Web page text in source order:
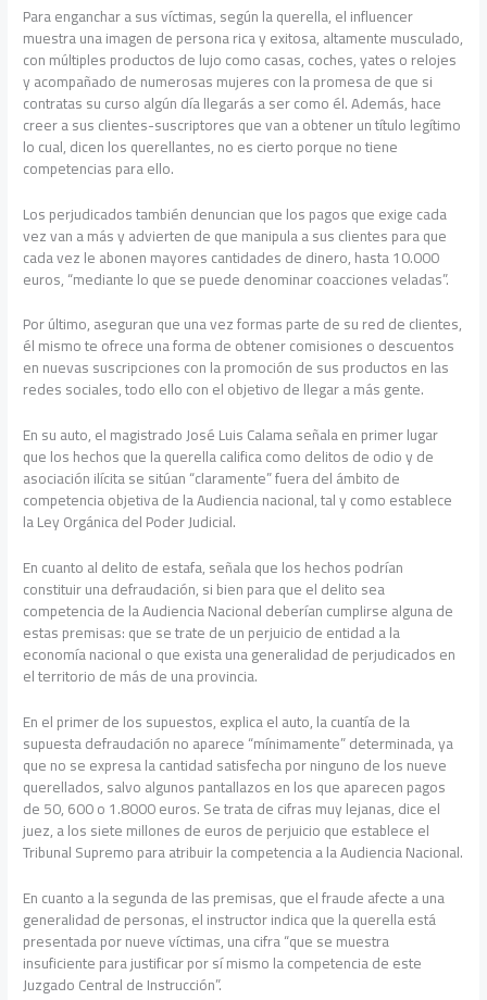
Para enganchar a sus víctimas, según la querella, el influencer
muestra una imagen de persona rica y exitosa, altamente musculado,
con múltiples productos de lujo como casas, coches, yates o relojes
y acompañado de numerosas mujeres con la promesa de que si
contratas su curso algún día llegarás a ser como él. Además, hace
creer a sus clientes-suscriptores que van a obtener un título legítimo
lo cual, dicen los querellantes, no es cierto porque no tiene
competencias para ello.
Los perjudicados también denuncian que los pagos que exige cada
vez van a más y advierten de que manipula a sus clientes para que
cada vez le abonen mayores cantidades de dinero, hasta 10.000
euros, “mediante lo que se puede denominar coacciones veladas”.
Por último, aseguran que una vez formas parte de su red de clientes,
él mismo te ofrece una forma de obtener comisiones o descuentos
en nuevas suscripciones con la promoción de sus productos en las
redes sociales, todo ello con el objetivo de llegar a más gente.
En su auto, el magistrado José Luis Calama señala en primer lugar
que los hechos que la querella califica como delitos de odio y de
asociación ilícita se sitúan “claramente” fuera del ámbito de
competencia objetiva de la Audiencia nacional, tal y como establece
la Ley Orgánica del Poder Judicial.
En cuanto al delito de estafa, señala que los hechos podrían
constituir una defraudación, si bien para que el delito sea
competencia de la Audiencia Nacional deberían cumplirse alguna de
estas premisas: que se trate de un perjuicio de entidad a la
economía nacional o que exista una generalidad de perjudicados en
el territorio de más de una provincia.
En el primer de los supuestos, explica el auto, la cuantía de la
supuesta defraudación no aparece “mínimamente” determinada, ya
que no se expresa la cantidad satisfecha por ninguno de los nueve
querellados, salvo algunos pantallazos en los que aparecen pagos
de 50, 600 o 1.8000 euros. Se trata de cifras muy lejanas, dice el
juez, a los siete millones de euros de perjuicio que establece el
Tribunal Supremo para atribuir la competencia a la Audiencia Nacional.
En cuanto a la segunda de las premisas, que el fraude afecte a una
generalidad de personas, el instructor indica que la querella está
presentada por nueve víctimas, una cifra “que se muestra
insuficiente para justificar por sí mismo la competencia de este
Juzgado Central de Instrucción”.